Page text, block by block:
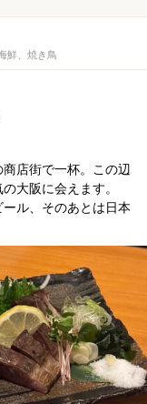
鮮、焼き鳥
店街で一杯。この辺
大阪に会えます。
ル、そのあとは日本